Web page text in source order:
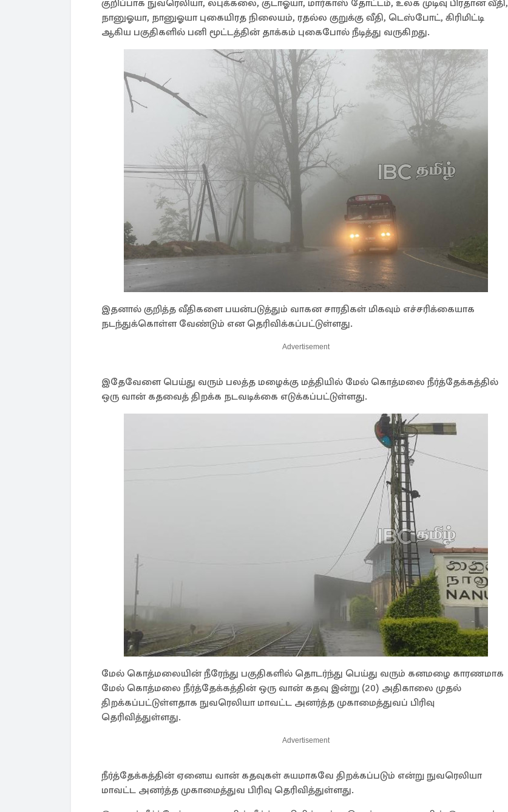
குறிப்பாக நுவரெலியா, லபுக்கலை, குடாஓயா, மார்காஸ் தோட்டம், உலக முடிவு பிரதான வீதி,
நானுஓயா, நானுஓயா புகையிரத நிலையம், ரதல்ல குறுக்கு வீதி, டெஸ்போட், கிரிமிட்டி
ஆகிய பகுதிகளில் பனி மூட்டத்தின் தாக்கம் புகைபோல் நீடித்து வருகிறது.
இதனால் குறித்த வீதிகளை பயன்படுத்தும் வாகன சாரதிகள் மிகவும் எச்சரிக்கையாக
நடந்துக்கொள்ள வேண்டும் என தெரிவிக்கப்பட்டுள்ளது.
Advertisement
இதேவேளை பெய்து வரும் பலத்த மழைக்கு மத்தியில் மேல் கொத்மலை நீர்த்தேக்கத்தில்
ஒரு வான் கதவைத் திறக்க நடவடிக்கை எடுக்கப்பட்டுள்ளது.
மேல் கொத்மலையின் நீரேந்து பகுதிகளில் தொடர்ந்து பெய்து வரும் கனமழை காரணமாக
மேல் கொத்மலை நீர்த்தேக்கத்தின் ஒரு வான் கதவு இன்று (20) அதிகாலை முதல்
திறக்கப்பட்டுள்ளதாக நுவரெலியா மாவட்ட அனர்த்த முகாமைத்துவப் பிரிவு
தெரிவித்துள்ளது.
Advertisement
நீர்த்தேக்கத்தின் ஏனைய வான் கதவுகள் சுயமாகவே திறக்கப்படும் என்று நுவரெலியா
மாவட்ட அனர்த்த முகாமைத்துவ பிரிவு தெரிவித்துள்ளது.